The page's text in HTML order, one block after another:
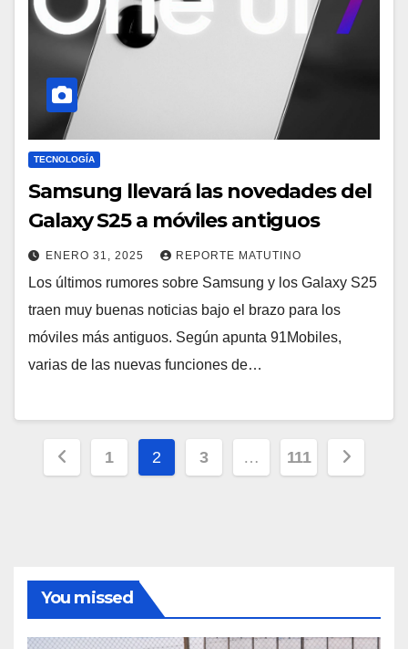
TECNOLOGÍA
Samsung llevará las novedades del
Galaxy S25 a móviles antiguos
ENERO 31, 2025 REPORTE MATUTINO
Los últimos rumores sobre Samsung y los Galaxy S25
traen muy buenas noticias bajo el brazo para los
móviles más antiguos. Según apunta 91Mobiles,
varias de las nuevas funciones de…
Paginación
1 2 3 … 111
You missed